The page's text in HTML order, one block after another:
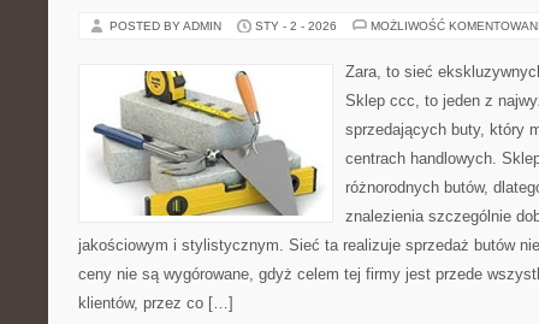
POSTED BY ADMIN STY - 2 - 2026 MOŻLIWOŚĆ
Zara, to sieć
Sklep ccc, to jeden z
sprzedających buty, który
centrach handlowych.
różnorodnych butów,
znalezienia szczególnie
jakościowym i stylistycznym. Sieć ta realizuje sprzedaż butów
ceny nie są wygórowane, gdyż celem tej firmy jest przede
klientów, przez co […]